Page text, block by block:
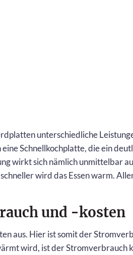
unterschiedliche
Schnellkochplatte, die ein
wirkt sich nämlich unmittelbar
wird das Essen warm.
und -kosten
aus. Hier ist somit der
wird, ist der Stromverbrauch